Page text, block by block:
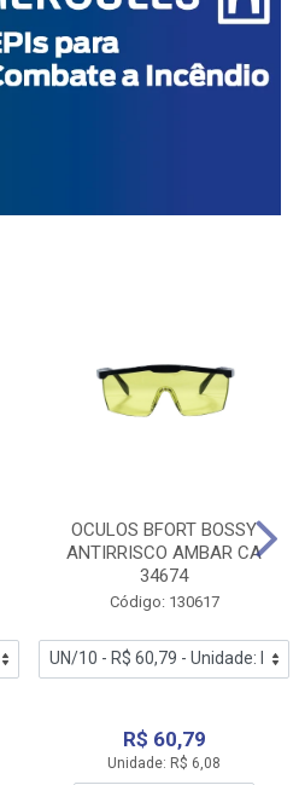
OCULOS BFORT BOSSY
ANTIRRISCO AMBAR CA
34674
Código: 130617
R$ 60,79
Unidade: R$ 6,08